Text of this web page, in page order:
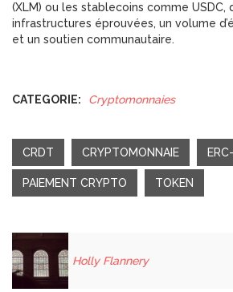
(XLM) ou les stablecoins comme USDC,
infrastructures éprouvées, un volume
et un soutien communautaire.
CATEGORIE: Cryptomonnaies
CRDT CRYPTOMONNAIE
PAIEMENT CRYPTO TOKEN
Holly Flannery